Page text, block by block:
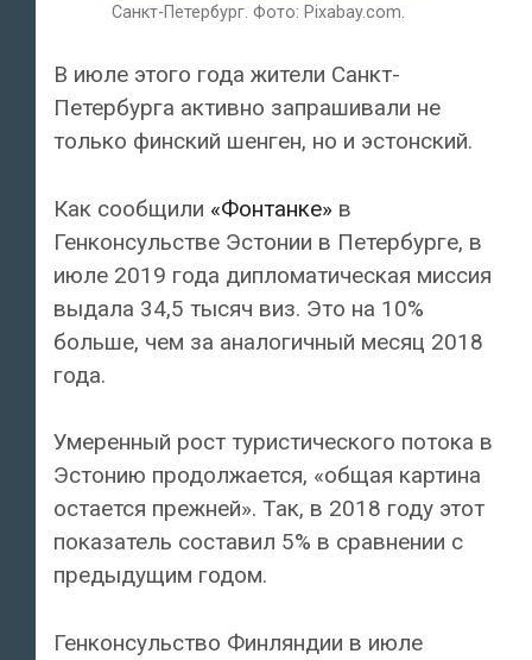
Санкт-Петербург. Фото: Pixabay.com.
В июле этого года жители Санкт-
Петербурга активно запрашивали не
только финский шенген, но и эстонский.
Как сообщили «Фонтанке» в
Генконсульстве Эстонии в Петербурге, в
июле 2019 года дипломатическая миссия
выдала 34,5 тысяч виз. Это на 10%
больше, чем за аналогичный месяц 2018
года.
Умеренный рост туристического потока в
Эстонию продолжается, «общая картина
остается прежней». Так, в 2018 году этот
показатель составил 5% в сравнении с
предыдущим годом.
Генконсульство Финляндии в июле